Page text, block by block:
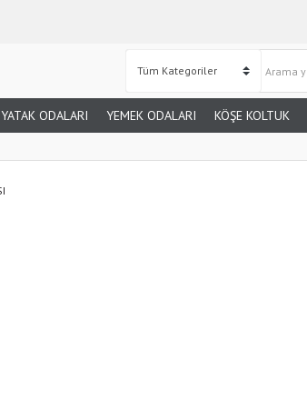
YATAK ODALARI YEMEK ODALARI KÖŞE KOLTUK